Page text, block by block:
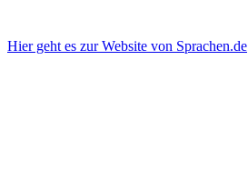
Hier geht es zur Website von Sprachen.de